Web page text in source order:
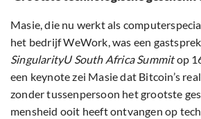
Masie, die nu werkt als
het bedrijf WeWork, was een
SingularityU South Africa Summitop
een keynote zei Masie dat Bitcoin’s
zonder tussenpersoon het grootste
mensheid ooit heeft ontvangen op